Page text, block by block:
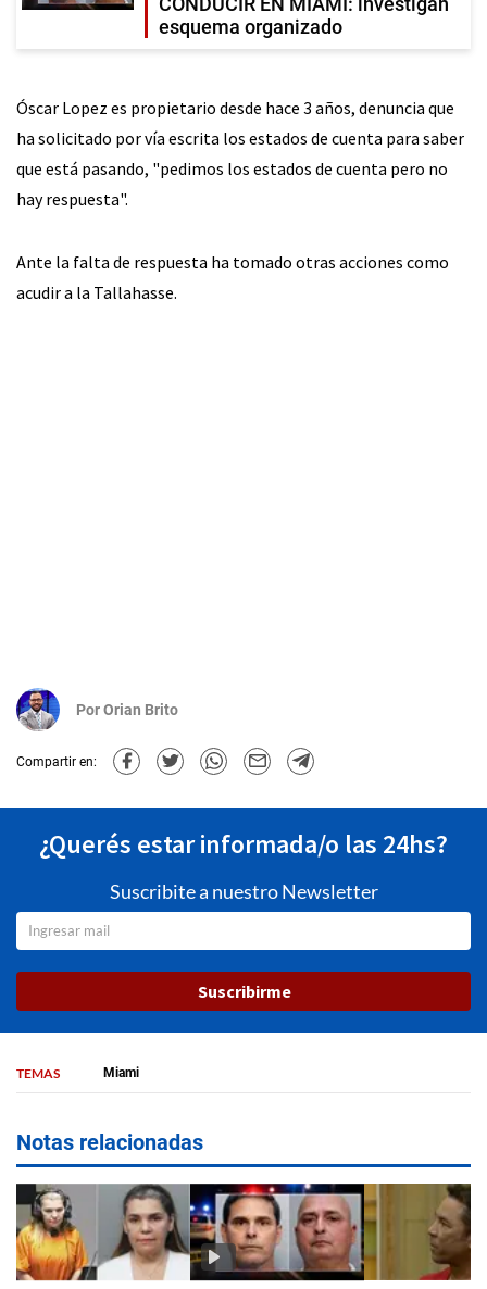
esquema organizado
Óscar Lopez es propietario desde hace 3 años, denuncia que
ha solicitado por vía escrita los estados de cuenta para saber
que está pasando, "pedimos los estados de cuenta pero no
hay respuesta".
Ante la falta de respuesta ha tomado otras acciones como
acudir a la Tallahasse.
PorOrian Brito
Compartir en:
¿Querés estar informada/o las 24hs?
Suscribite a nuestro Newsletter
Suscribirme
TEMAS Miami
Notas relacionadas